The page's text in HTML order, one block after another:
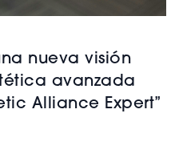
nueva visión
avanzada
Alliance Expert”